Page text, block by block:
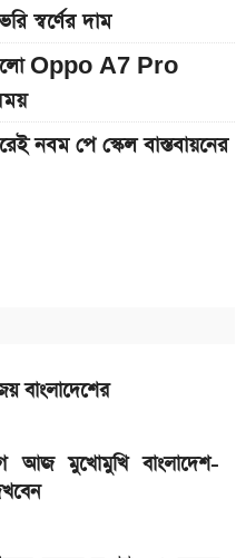
স্বর্ণের দাম
এলো Oppo A7 Pro
নবম পে স্কেল বাস্তবায়নের
দাম কত হতে পারে
নাকি ছুটি? যা জানা
সান্তোস ম্যাচ, জানুন
যেভাবে দেখবেন রেজাল্ট
বাংলাদেশের
আজ মুখোমুখি বাংলাদেশ-